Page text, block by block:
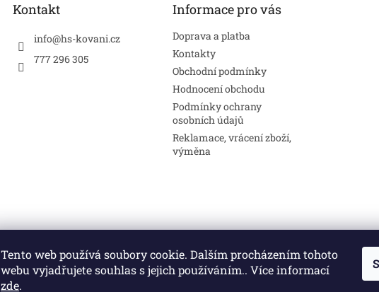
Tento web používá soubory cookie. Dalším procházením tohoto
webu vyjadřujete souhlas s jejich používáním.. Více informací
zde.
Kontakt
info@hs-kovani.cz
777 296 305
Informace pro vás
Doprava a platba
Kontakty
Obchodní podmínky
Hodnocení obchodu
Podmínky ochrany
osobních údajů
Reklamace, vrácení zboží,
výměna
Stavební pouzdra Interiéry Dveře